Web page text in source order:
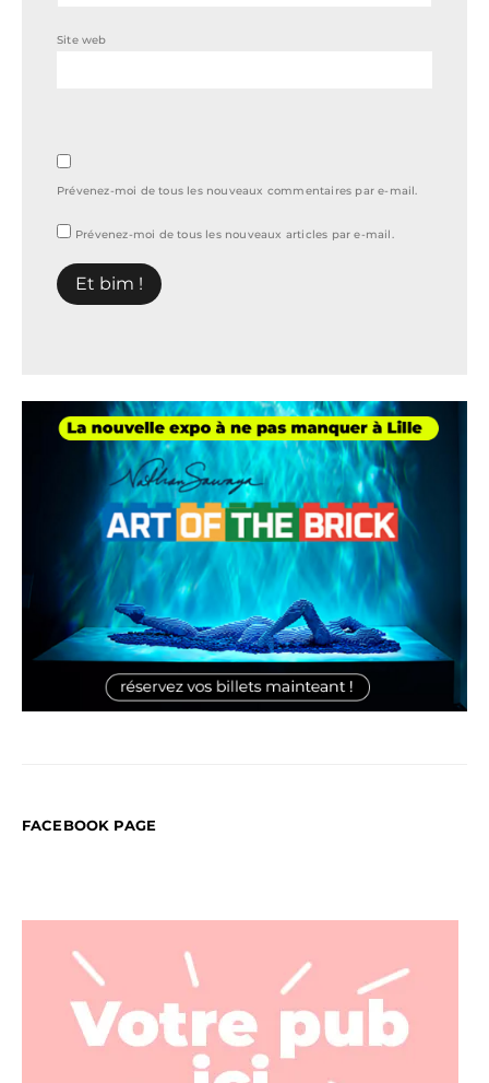
Site web
Prévenez-moi de tous les nouveaux commentaires par e-mail.
Prévenez-moi de tous les nouveaux articles par e-mail.
FACEBOOK PAGE